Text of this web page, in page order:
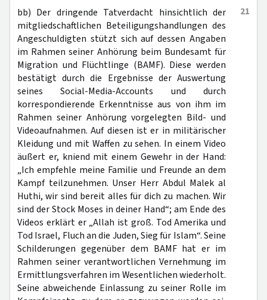
21
bb) Der dringende Tatverdacht hinsichtlich der
mitgliedschaftlichen Beteiligungshandlungen des
Angeschuldigten stützt sich auf dessen Angaben
im Rahmen seiner Anhörung beim Bundesamt für
Migration und Flüchtlinge (BAMF). Diese werden
bestätigt durch die Ergebnisse der Auswertung
seines Social-Media-Accounts und durch
korrespondierende Erkenntnisse aus von ihm im
Rahmen seiner Anhörung vorgelegten Bild- und
Videoaufnahmen. Auf diesen ist er in militärischer
Kleidung und mit Waffen zu sehen. In einem Video
äußert er, kniend mit einem Gewehr in der Hand:
„Ich empfehle meine Familie und Freunde an dem
Kampf teilzunehmen. Unser Herr Abdul Malek al
Huthi, wir sind bereit alles für dich zu machen. Wir
sind der Stock Moses in deiner Hand“; am Ende des
Videos erklärt er „Allah ist groß. Tod Amerika und
Tod Israel, Fluch an die Juden, Sieg für Islam“. Seine
Schilderungen gegenüber dem BAMF hat er im
Rahmen seiner verantwortlichen Vernehmung im
Ermittlungsverfahren im Wesentlichen wiederholt.
Seine abweichende Einlassung zu seiner Rolle im